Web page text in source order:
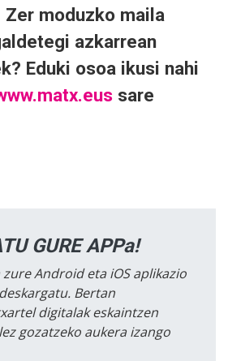
moduzko maila
azkarrean
Eduki osoa ikusi nahi
sare
GURE APPa!
zure Android eta iOS aplikazio
Bertan
digitalak eskaintzen
gozatzeko aukera izango